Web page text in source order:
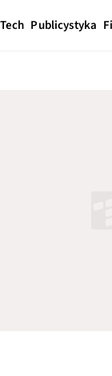
Tech Publicystyka